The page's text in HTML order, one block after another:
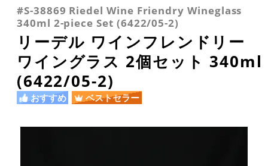
ワイングラス
#S-38869 Riedel Wine Friendry Wineglass
340ml 2-piece Set (6422/05-2)
リーデル ワインフレンドリー
ワイングラス 2個セット 340ml
(6422/05-2)
おすすめ ベストセラー